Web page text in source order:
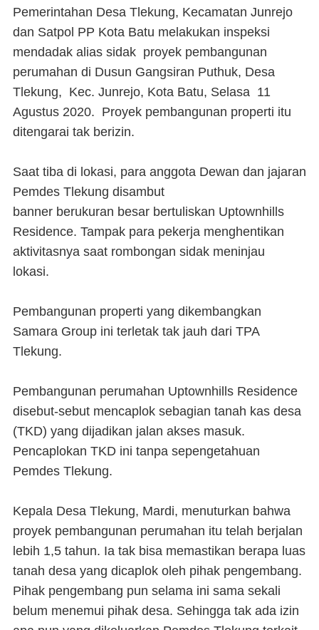
Pemerintahan Desa Tlekung, Kecamatan Junrejo
dan Satpol PP Kota Batu melakukan inspeksi
mendadak alias sidak proyek pembangunan
perumahan di Dusun Gangsiran Puthuk, Desa
Tlekung, Kec. Junrejo, Kota Batu, Selasa 11
Agustus 2020. Proyek pembangunan properti itu
ditengarai tak berizin.
Saat tiba di lokasi, para anggota Dewan dan jajaran
Pemdes Tlekung disambut
banner berukuran besar bertuliskan Uptownhills
Residence. Tampak para pekerja menghentikan
aktivitasnya saat rombongan sidak meninjau
lokasi.
Pembangunan properti yang dikembangkan
Samara Group ini terletak tak jauh dari TPA
Tlekung.
Pembangunan perumahan Uptownhills Residence
disebut-sebut mencaplok sebagian tanah kas desa
(TKD) yang dijadikan jalan akses masuk.
Pencaplokan TKD ini tanpa sepengetahuan
Pemdes Tlekung.
Kepala Desa Tlekung, Mardi, menuturkan bahwa
proyek pembangunan perumahan itu telah berjalan
lebih 1,5 tahun. Ia tak bisa memastikan berapa luas
tanah desa yang dicaplok oleh pihak pengembang.
Pihak pengembang pun selama ini sama sekali
belum menemui pihak desa. Sehingga tak ada izin